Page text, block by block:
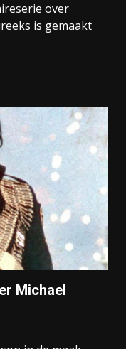
over
is gemaakt
Michael